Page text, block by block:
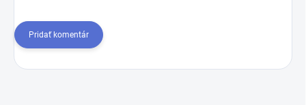
Pridať komentár